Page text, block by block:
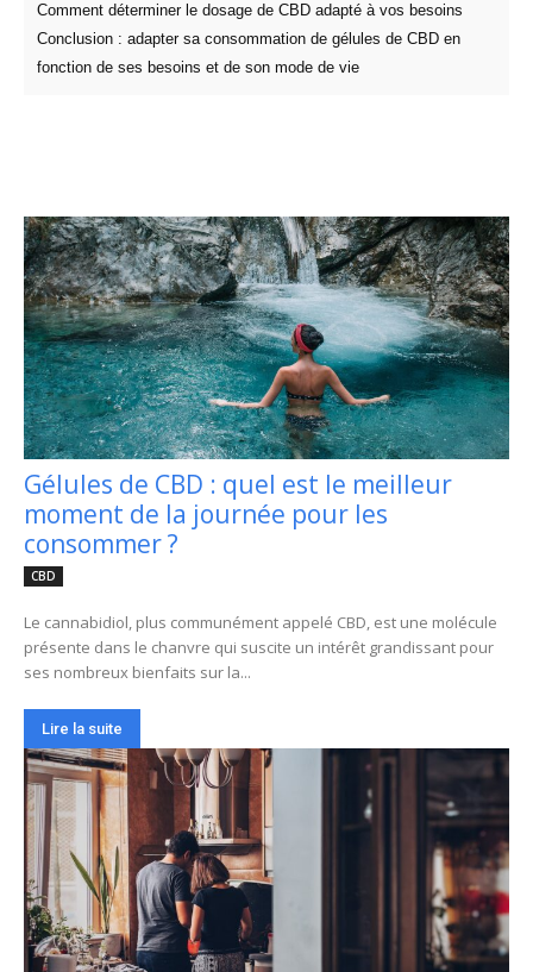
Comment déterminer le dosage de CBD adapté à vos besoins
Conclusion : adapter sa consommation de gélules de CBD en
fonction de ses besoins et de son mode de vie
Gélules de CBD : quel est le meilleur
moment de la journée pour les
consommer ?
CBD
Le cannabidiol, plus communément appelé CBD, est une molécule
présente dans le chanvre qui suscite un intérêt grandissant pour
ses nombreux bienfaits sur la...
Lire la suite